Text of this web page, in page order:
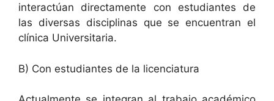
interactúan directamente con estudiantes de
las diversas disciplinas que se encuentran el
clínica Universitaria.
B) Con estudiantes de la licenciatura